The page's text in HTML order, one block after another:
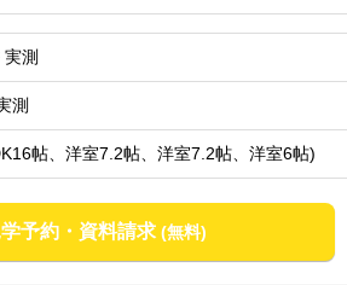
測
測
帖、洋室7.2帖、洋室7.2帖、洋室6帖)
学予約・資料請求 (無料)